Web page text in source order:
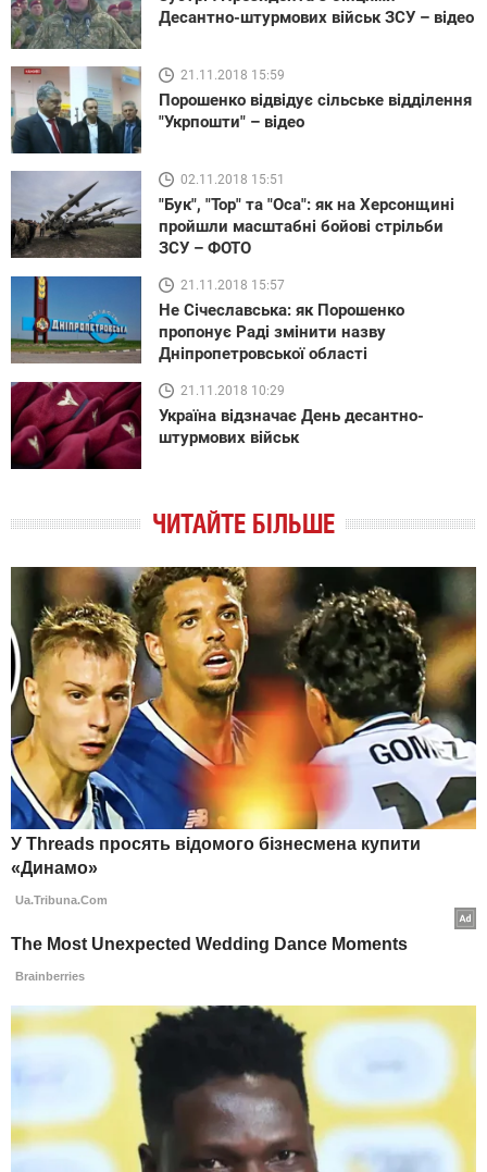
Десантно-штурмових військ ЗСУ – відео
21.11.2018 15:59
Порошенко відвідує сільське відділення
"Укрпошти" – відео
02.11.2018 15:51
"Бук", "Тор" та "Оса": як на Херсонщині
пройшли масштабні бойові стрільби
ЗСУ – ФОТО
21.11.2018 15:57
Не Січеславська: як Порошенко
пропонує Раді змінити назву
Дніпропетровської області
21.11.2018 10:29
Україна відзначає День десантно-
штурмових військ
ЧИТАЙТЕ БІЛЬШЕ